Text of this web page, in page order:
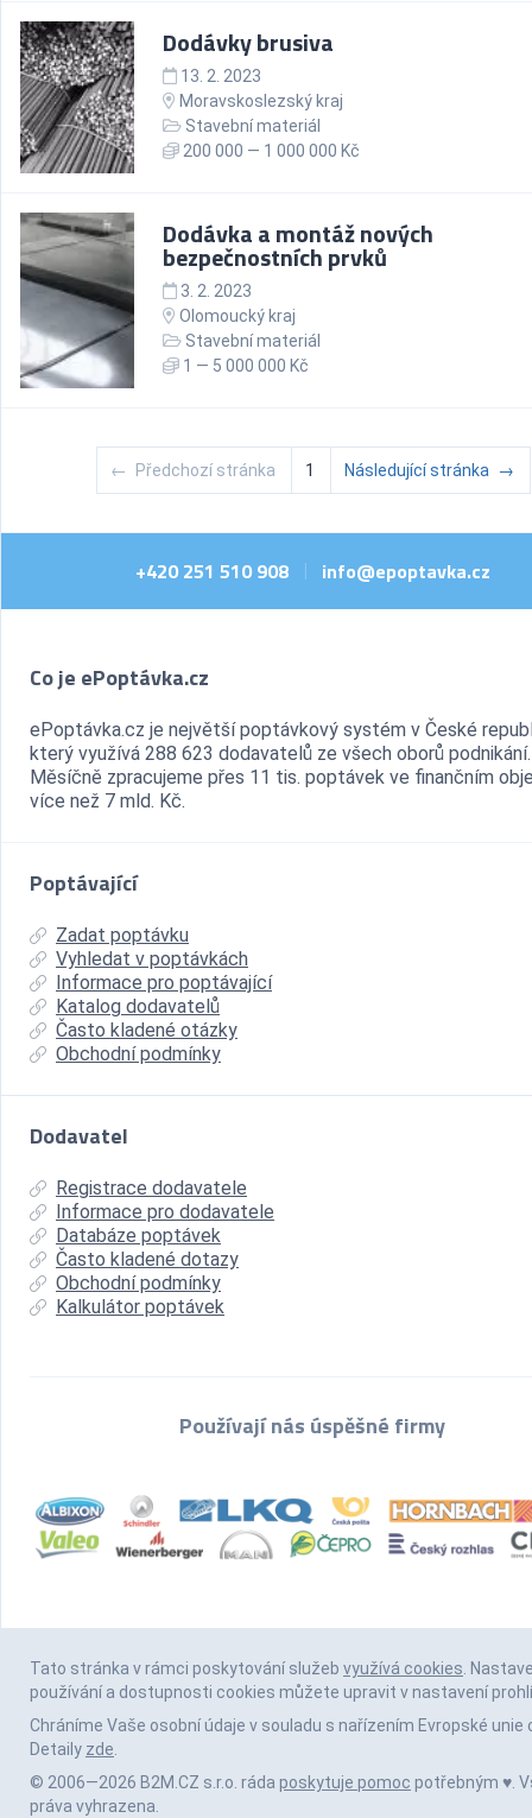
Dodávky brusiva
13. 2. 2023
Moravskoslezský kraj
Stavební materiál
200 000 — 1 000 000 Kč
Dodávka a montáž nových
bezpečnostních prvků
3. 2. 2023
Olomoucký kraj
Stavební materiál
1 — 5 000 000 Kč
← Předchozí stránka 1 Následující stránka →
+420 251 510 908 | info@epoptavka.cz
Co je ePoptávka.cz
ePoptávka.cz je největší poptávkový systém v České
který využívá 288 623 dodavatelů ze všech oborů podnikání.
Měsíčně zpracujeme přes 11 tis. poptávek ve finančním
více než 7 mld. Kč.
Poptávající
Zadat poptávku
Vyhledat v poptávkách
Informace pro poptávající
Katalog dodavatelů
Často kladené otázky
Obchodní podmínky
Dodavatel
Registrace dodavatele
Informace pro dodavatele
Databáze poptávek
Často kladené dotazy
Obchodní podmínky
Kalkulátor poptávek
Používají nás úspěšné firmy
Tato stránka v rámci poskytování služeb využívá cookies.
používání a dostupnosti cookies můžete upravit v nastavení
Chráníme Vaše osobní údaje v souladu s nařízením Evropské unie
Detaily zde.
© 2006—2026 B2M.CZ s.r.o. ráda poskytuje pomoc potřebným ♥️.
práva vyhrazena.